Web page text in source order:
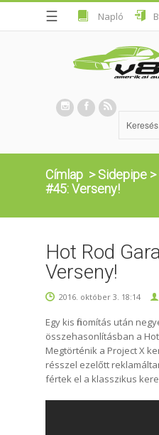
☰ Napló
Címlap >Sidepipe >
#45: Verseny!
Hot Rod
Verseny!
2016. október 3. 18:14
Egy kis finomítás után
összehasonlításban a
Megtörténik a Project X
résszel ezelőtt
fértek el a klasszikus